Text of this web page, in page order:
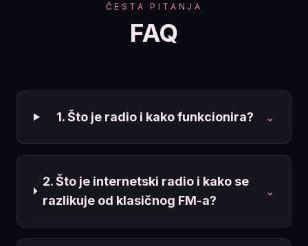
ČESTA PITANJA
FAQ
1. Što je radio i kako funkcionira? ⌄
2. Što je internetski radio i kako se
razlikuje od klasičnog FM-a?
⌄